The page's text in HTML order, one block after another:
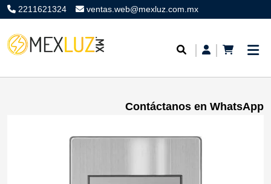
2211621324 ventas.web@mexluz.com.mx
Contáctanos en WhatsApp